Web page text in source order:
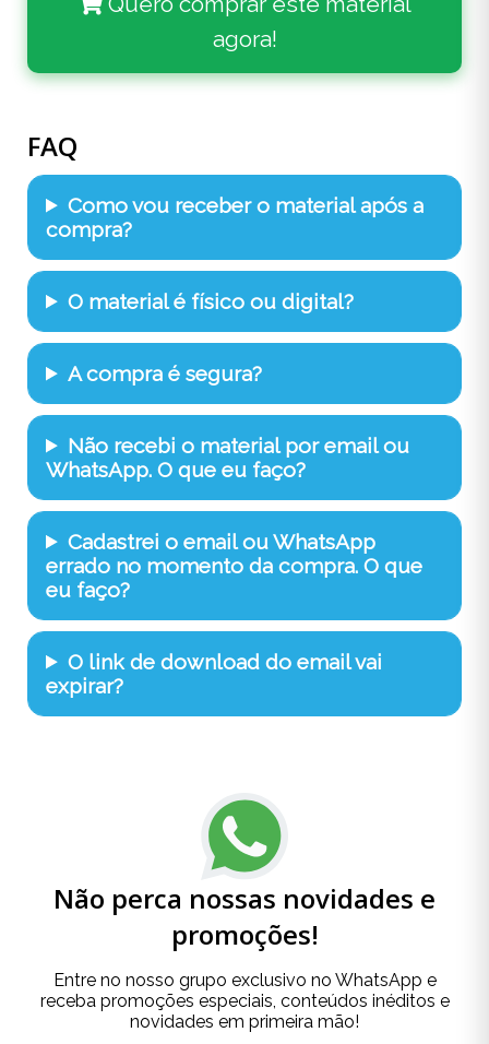
agora!
FAQ
Como vou receber o material após a
compra?
O material é físico ou digital?
A compra é segura?
Não recebi o material por email ou
WhatsApp. O que eu faço?
Cadastrei o email ou WhatsApp
errado no momento da compra. O que
eu faço?
O link de download do email vai
expirar?
Não perca nossas novidades e
promoções!
Entre no nosso grupo exclusivo no WhatsApp e
receba promoções especiais, conteúdos inéditos e
novidades em primeira mão!